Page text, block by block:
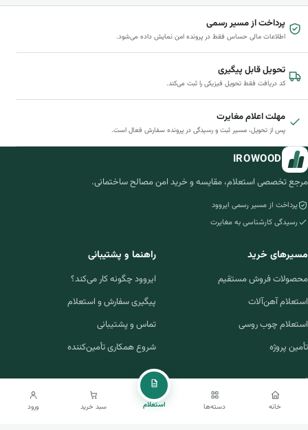
پرداخت از مسیر رسمی
اطلاعات مالی حساس فقط در پرونده امن نمایش داده می‌شود.
تحویل قابل پیگیری
کد دریافت فقط تحویل فیزیکی را ثبت می‌کند.
مهلت اعلام مغایرت
پس از تحویل، مسیر ثبت و رسیدگی در پرونده سفارش فعال است.
IROWOOD
مرجع تخصصی استعلام، مقایسه و خرید امن مصالح ساختمانی.
پرداخت از مسیر رسمی ایروود
رسیدگی کارشناسی به مغایرت
مسیرهای خرید
محصولات فروش مستقیم
استعلام آهن‌آلات
استعلام چوب روسی
تأمین پروژه
راهنما و پشتیبانی
ایروود چگونه کار می‌کند؟
پیگیری سفارش و استعلام
تماس و پشتیبانی
شروع همکاری تأمین‌کننده
ایروود
درباره ایروود
خانه دسته‌ها استعلام سبد خرید ورود